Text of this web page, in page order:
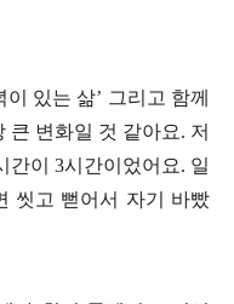
있는 삶’ 그리고 함께
큰 변화일 것 같아요. 저
간이 3시간이었어요. 일
씻고 뻗어서 자기 바빴